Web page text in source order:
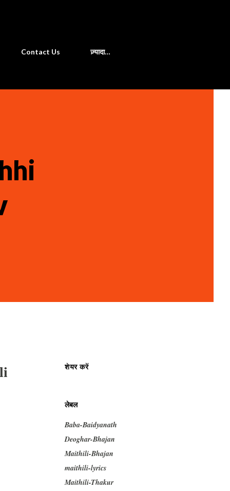
Contact Us ज़्यादा…
शेयर करें
लेबल
Baba-Baidyanath
Deoghar-Bhajan
Maithili-Bhajan
maithili-lyrics
Maithili-Thakur